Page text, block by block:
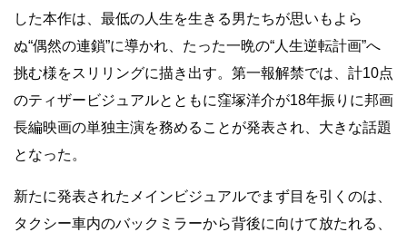
した本作は、最低の人生を生きる男たちが思いもよら
ぬ“偶然の連鎖”に導かれ、たった一晩の“人生逆転計画”へ
挑む様をスリリングに描き出す。第一報解禁では、計10点
のティザービジュアルとともに窪塚洋介が18年振りに邦画
長編映画の単独主演を務めることが発表され、大きな話題
となった。
新たに発表されたメインビジュアルでまず目を引くのは、
タクシー車内のバックミラーから背後に向けて放たれる、